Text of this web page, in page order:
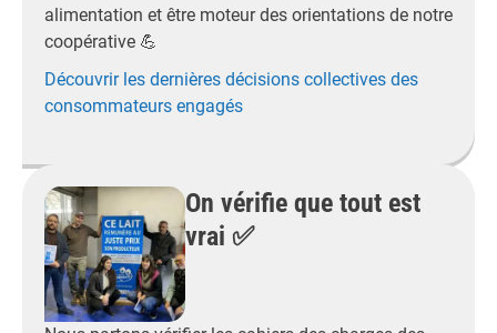
alimentation et être moteur des orientations de notre
coopérative 💪
Découvrir les dernières décisions collectives des
consommateurs engagés
On vérifie que tout est
vrai ✅